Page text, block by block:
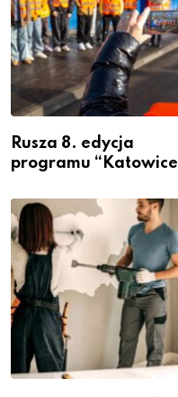
Rusza 8. edycja
programu “Katowice
– nabór dla
przedsiębiorców